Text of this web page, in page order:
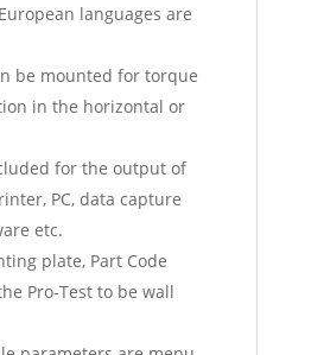
languages are
be mounted for torque
in the horizontal or
for the output of
PC, data capture
etc.
plate, Part Code
Pro-Test to be wall